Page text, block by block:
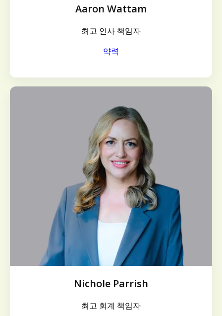
Aaron Wattam
최고 인사 책임자
약력
Nichole Parrish
최고 회계 책임자